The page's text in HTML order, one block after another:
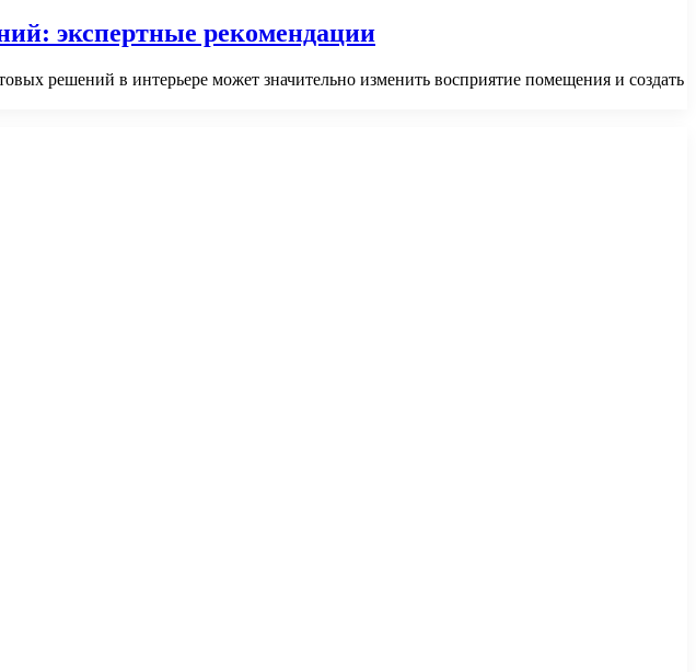
экспертные рекомендации
решений в интерьере может значительно изменить восприятие помещения и создать